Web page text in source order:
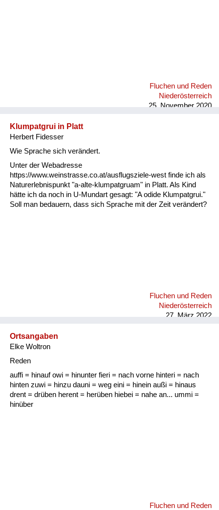
Fluchen und Reden
Niederösterreich
25. November 2020
Klumpatgrui in Platt
Herbert Fidesser
Wie Sprache sich verändert.
Unter der Webadresse
https://www.weinstrasse.co.at/ausflugsziele-west finde ich als
Naturerlebnispunkt "a-alte-klumpatgruam" in Platt. Als Kind
hätte ich da noch in U-Mundart gesagt: "A odide Klumpatgrui."
Soll man bedauern, dass sich Sprache mit der Zeit verändert?
Fluchen und Reden
Niederösterreich
27. März 2022
Ortsangaben
Elke Woltron
Reden
auffi = hinauf owi = hinunter fieri = nach vorne hinteri = nach
hinten zuwi = hinzu dauni = weg eini = hinein außi = hinaus
drent = drüben herent = herüben hiebei = nahe an... ummi =
hinüber
Fluchen und Reden